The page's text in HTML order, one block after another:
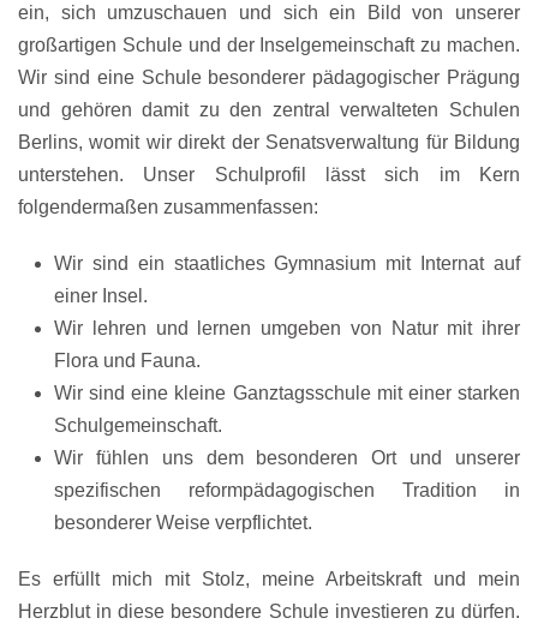
ein, sich umzuschauen und sich ein Bild von unserer
großartigen Schule und der Inselgemeinschaft zu machen.
Wir sind eine Schule besonderer pädagogischer Prägung
und gehören damit zu den zentral verwalteten Schulen
Berlins, womit wir direkt der Senatsverwaltung für Bildung
unterstehen. Unser Schulprofil lässt sich im Kern
folgendermaßen zusammenfassen:
Wir sind ein staatliches Gymnasium mit Internat auf
einer Insel.
Wir lehren und lernen umgeben von Natur mit ihrer
Flora und Fauna.
Wir sind eine kleine Ganztagsschule mit einer starken
Schulgemeinschaft.
Wir fühlen uns dem besonderen Ort und unserer
spezifischen reformpädagogischen Tradition in
besonderer Weise verpflichtet.
Es erfüllt mich mit Stolz, meine Arbeitskraft und mein
Herzblut in diese besondere Schule investieren zu dürfen.